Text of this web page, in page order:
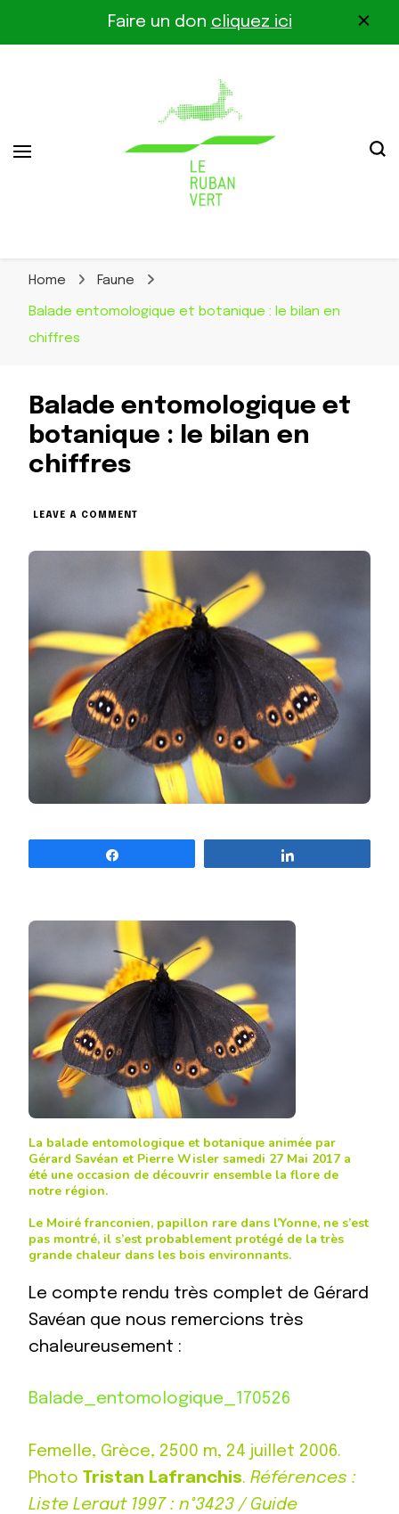
Faire un don cliquez ici
Le Ruban Vert
Home Faune
Balade entomologique et botanique : le bilan en
chiffres
Balade entomologique et
botanique : le bilan en
chiffres
LEAVE A COMMENT
BOTANIQUE
LE
BILAN
EN
CHIFFRES
La balade entomologique et botanique animée par
Gérard Savéan et Pierre Wisler samedi 27 Mai 2017 a
été une occasion de découvrir ensemble la flore de
notre région.
Le Moiré franconien, papillon rare dans l’Yonne, ne s’est
pas montré, il s’est probablement protégé de la très
grande chaleur dans les bois environnants.
Le compte rendu très complet de Gérard
Savéan que nous remercions très
chaleureusement :
Balade_entomologique_170526
Femelle, Grèce, 2500 m, 24 juillet 2006.
Photo Tristan Lafranchis. Références :
Liste Leraut 1997 : n°3423 / Guide